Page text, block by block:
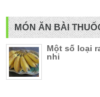
MÓN ĂN BÀI
Một số loại
nhi